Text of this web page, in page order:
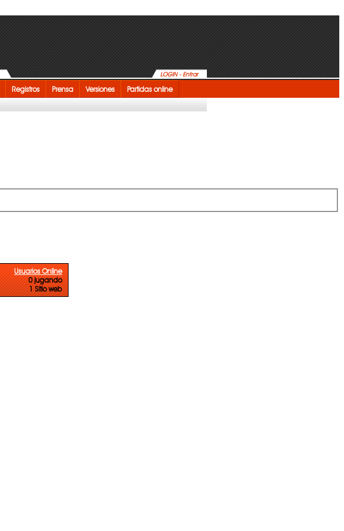
LOGIN - Entrar
Registros Prensa Versiones Partidas online
Usuarios Online
0 jugando
1 Sitio web